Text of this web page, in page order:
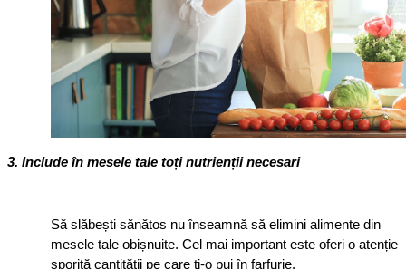
3. Include în mesele tale toți nutrienții necesari
Să slăbești sănătos nu înseamnă să elimini alimente din
mesele tale obișnuite. Cel mai important este oferi o atenție
sporită cantității pe care ți-o pui în farfurie.